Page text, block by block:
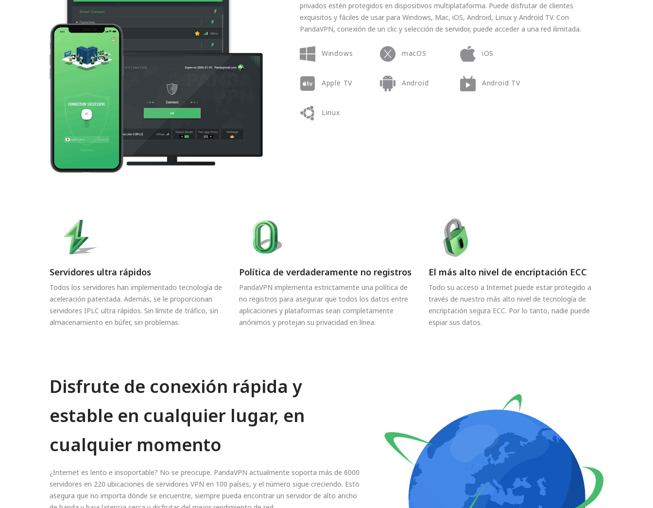
privados estén protegidos en dispositivos multiplataforma. Puede disfrutar de clientes
exquisitos y fáciles de usar para Windows, Mac, iOS, Android, Linux y Android TV. Con
PandaVPN, conexión de un clic y selección de servidor, puede acceder a una red ilimitada.
Windows macOS iOS
Apple TV Android Android TV
Linux
Servidores ultra rápidos
Todos los servidores han implementado tecnología de
aceleración patentada. Además, se le proporcionan
servidores IPLC ultra rápidos. Sin límite de tráfico, sin
almacenamiento en búfer, sin problemas.
Política de verdaderamente no registros
PandaVPN implementa estrictamente una política de
no registros para asegurar que todos los datos entre
aplicaciones y plataformas sean completamente
anónimos y protejan su privacidad en línea.
El más alto nivel de encriptación ECC
Todo su acceso a Internet puede estar protegido a
través de nuestro más alto nivel de tecnología de
encriptación segura ECC. Por lo tanto, nadie puede
espiar sus datos.
Disfrute de conexión rápida y
estable en cualquier lugar, en
cualquier momento
¿Internet es lento e insoportable? No se preocupe. PandaVPN actualmente soporta más de 6000
servidores en 220 ubicaciones de servidores VPN en 100 países, y el número sigue creciendo. Esto
asegura que no importa dónde se encuentre, siempre pueda encontrar un servidor de alto ancho